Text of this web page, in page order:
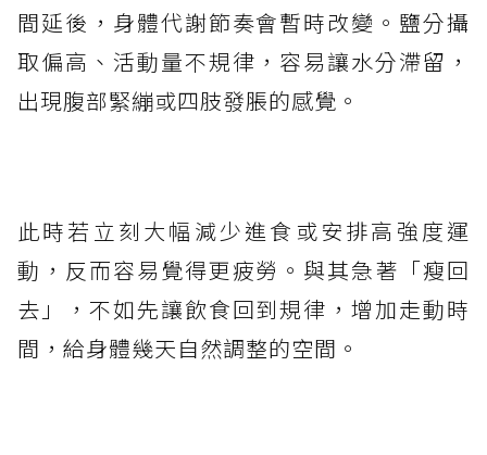
間延後，身體代謝節奏會暫時改變。鹽分攝
取偏高、活動量不規律，容易讓水分滯留，
出現腹部緊繃或四肢發脹的感覺。
此時若立刻大幅減少進食或安排高強度運
動，反而容易覺得更疲勞。與其急著「瘦回
去」，不如先讓飲食回到規律，增加走動時
間，給身體幾天自然調整的空間。